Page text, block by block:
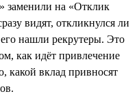
заменили на «Отклик
видят, откликнулся ли
нашли рекрутеры. Это
как идёт привлечение
какой вклад привносят